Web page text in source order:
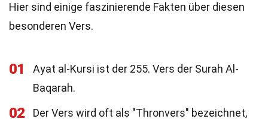
Hier sind einige faszinierende Fakten über diesen
besonderen Vers.
01
Ayat al-Kursi ist der 255. Vers der Surah Al-
Baqarah.
02
Der Vers wird oft als "Thronvers" bezeichnet,